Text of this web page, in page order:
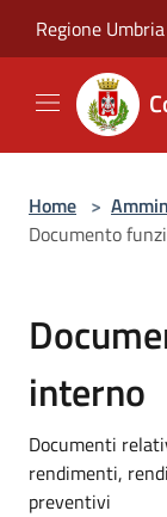
Regione Umbria
Home >
Documento
interno
Documenti
rendimenti,
preventivi